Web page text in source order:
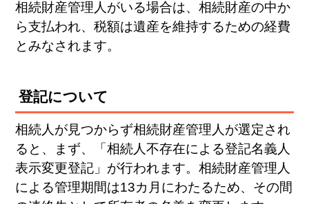
相続財産管理人がいる場合は、相続財産の中か
ら支払われ、税額は遺産を維持するための経費
とみなされます。
登記について
相続人が見つからず相続財産管理人が選定され
ると、まず、「相続人不存在による登記名義人
表示変更登記」が行われます。相続財産管理人
による管理期間は13カ月にわたるため、その間